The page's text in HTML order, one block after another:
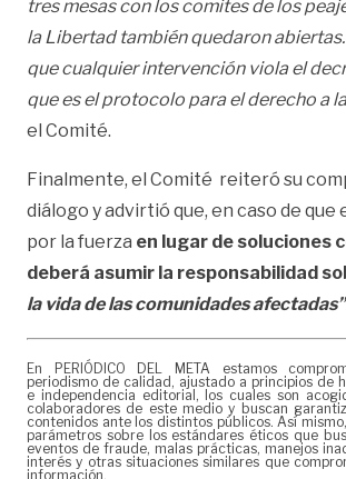
tres mesas con los comites de los
la Libertad también quedaron
que cualquier intervención viola el
que es el protocolo para el derecho a
el Comité.
Finalmente, el Comité reiteró su
diálogo y advirtió que, en caso de
por la fuerza en lugar de soluciones
deberá asumir la responsabilidad
la vida de las comunidades
En PERIÓDICO DEL META estamos
periodismo de calidad, ajustado a principios de
e independencia editorial, los cuales son
colaboradores de este medio y buscan
contenidos ante los distintos públicos. Así
parámetros sobre los estándares éticos que
eventos de fraude, malas prácticas, manejos
interés y otras situaciones similares que
información.